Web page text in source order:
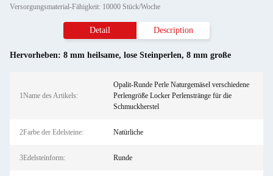
Versorgungsmaterial-Fähigkeit: 10000 Stück/Woche
Detail Description
Hervorheben: 8 mm heilsame, lose Steinperlen, 8 mm große
1Name des Artikels:
Opalit-Runde Perle Naturgemäsel verschiedene
Perlengröße Locker Perlenstränge für die
Schmuckherstel
2Farbe der Edelsteine: Natürliche
3Edelsteinform: Runde